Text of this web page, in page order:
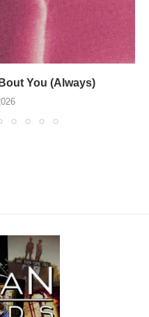
You (Always)